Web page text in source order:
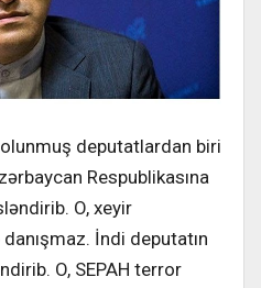
deputatlardan biri
Respublikasına
O, xeyir
İndi deputatın
O, SEPAH terror